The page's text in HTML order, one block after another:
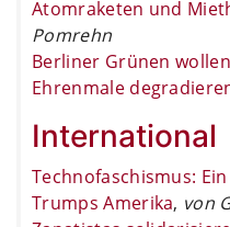
Atomraketen und
Pomrehn
Berliner Grünen
Ehrenmale
International
Technofaschismus:
Trumps Amerika, von